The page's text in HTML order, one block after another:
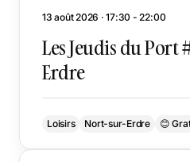
13 août 2026 · 17:30 - 22:00
Les Jeudis du Port
Erdre
Loisirs Nort-sur-Erdre 😊